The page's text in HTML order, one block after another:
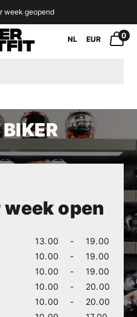
week geopend
NL EUR 0
week open
13.00 -
19.00
10.00 -
19.00
10.00 -
19.00
10.00 -
20.00
10.00 -
20.00